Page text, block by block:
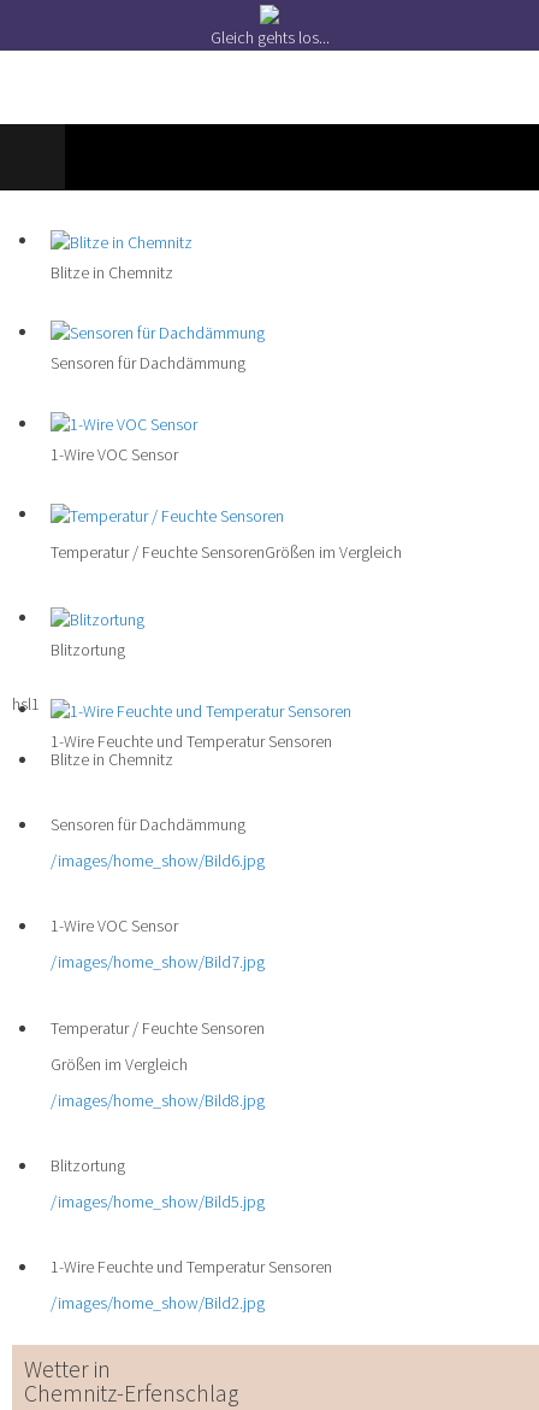
Gleich gehts los...
Blitze in Chemnitz
Sensoren für Dachdämmung
1-Wire VOC Sensor
Temperatur / Feuchte SensorenGrößen im Vergleich
Blitzortung
1-Wire Feuchte und Temperatur Sensoren
hsl1
Blitze in Chemnitz
Sensoren für Dachdämmung
/images/home_show/Bild6.jpg
1-Wire VOC Sensor
/images/home_show/Bild7.jpg
Temperatur / Feuchte Sensoren
Größen im Vergleich
/images/home_show/Bild8.jpg
Blitzortung
/images/home_show/Bild5.jpg
1-Wire Feuchte und Temperatur Sensoren
/images/home_show/Bild2.jpg